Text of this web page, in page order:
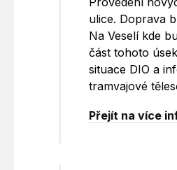
ulice. Doprava
Na Veselí kde
část tohoto
situace DIO a
tramvajové
Přejít na více